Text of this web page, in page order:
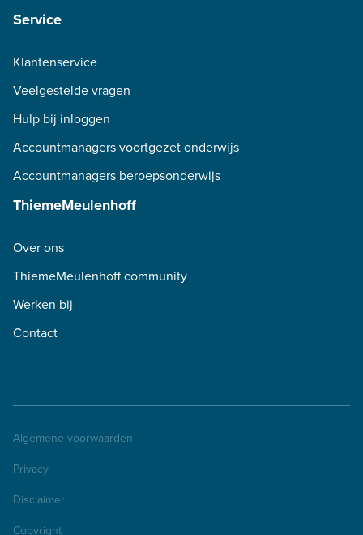
Service
Klantenservice
Veelgestelde vragen
Hulp bij inloggen
Accountmanagers voortgezet onderwijs
Accountmanagers beroepsonderwijs
ThiemeMeulenhoff
Over ons
ThiemeMeulenhoff community
Werken bij
Contact
Algemene voorwaarden
Privacy
Disclaimer
Copyright